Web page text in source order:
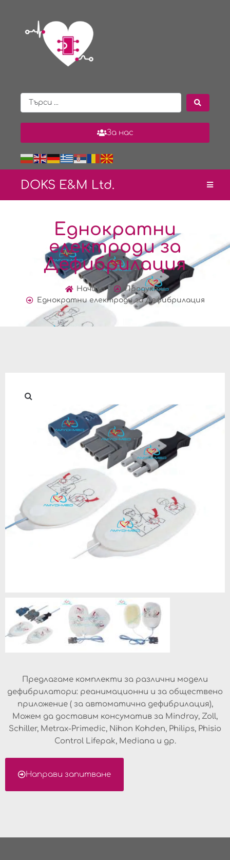
За нас
DOKS E& M Ltd.
Еднократни
електроди за
Дефибрилация
Начало
Продукти
Еднократни електроди за Дефибрилация
Предлагаме комплекти за различни модели
дефибрилатори: реанимационни и за обществено
приложение ( за автоматична дефибрилация),
Можем да доставим консуматив за Mindray, Zoll,
Schiller, Metrax-Primedic, Nihon Kohden, Philips, Phisio
Control Lifepak, Mediana и др.
Направи запитване